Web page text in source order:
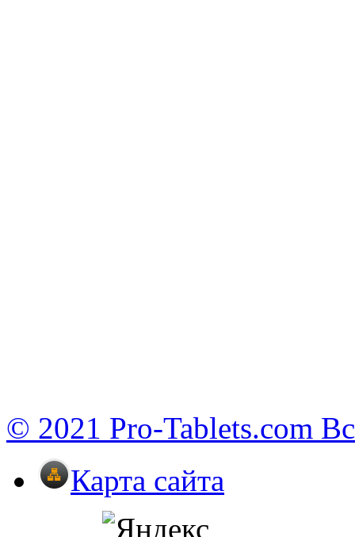
© 2021 Pro-Tablets.com
Карта сайта